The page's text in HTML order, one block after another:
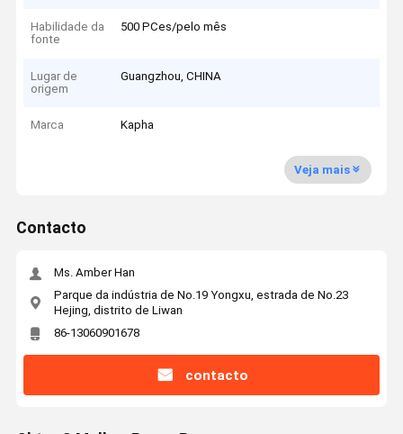
Habilidade da
fonte
500 PCes/pelo mês
Lugar de
origem
Guangzhou, CHINA
Marca Kapha
Veja mais
Contacto
Ms. Amber Han
Parque da indústria de No.19 Yongxu, estrada de No.23
Hejing, distrito de Liwan
86-13060901678
contacto